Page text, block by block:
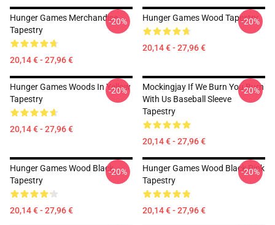
Hunger Games Merchandise
Tapestry
20,14 € - 27,96 €
-20% Hunger Games Wood Tapestry
20,14 € - 27,96 €
-20%
Hunger Games Woods In Yellow
Tapestry
20,14 € - 27,96 €
-20%
Mockingjay If We Burn You Burn
With Us Baseball Sleeve
Tapestry
20,14 € - 27,96 €
-20%
Hunger Games Wood Black
Tapestry
20,14 € - 27,96 €
-20%
Hunger Games Wood Black Pink
Tapestry
20,14 € - 27,96 €
-20%